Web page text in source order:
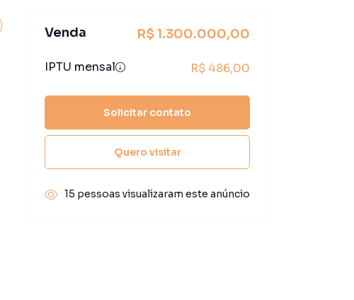
Venda R$ 1.300.000,00
IPTU mensal R$ 486,00
Solicitar contato
Quero visitar
15 pessoas visualizaram este anúncio